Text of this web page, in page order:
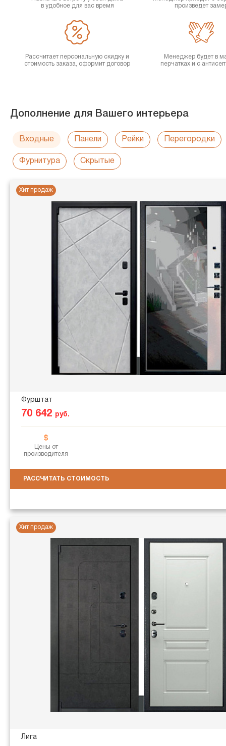
в удобное для вас время
произведет
Рассчитает персональную скидку и
стоимость заказа, оформит договор
Менеджер будет в
перчатках и с
Дополнение для Вашего интерьера
Входные Панели Рейки Перегородки
Фурнитура Скрытые
Хит продаж
Фурштат
70 642 руб.
Цены от
производителя
РАССЧИТАТЬ СТОИМОСТЬ
Хит продаж
Лига